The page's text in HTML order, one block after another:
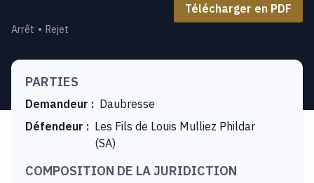
Télécharger en PDF
Arrêt Rejet
PARTIES
Demandeur : Daubresse
Défendeur : Les Fils de Louis Mulliez Phildar
(SA)
COMPOSITION DE LA JURIDICTION